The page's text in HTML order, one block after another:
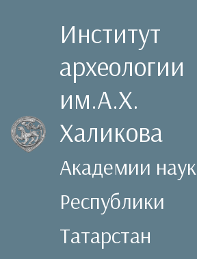
Институт
археологии
им.А.Х.
Халикова
Академии наук
Республики
Татарстан